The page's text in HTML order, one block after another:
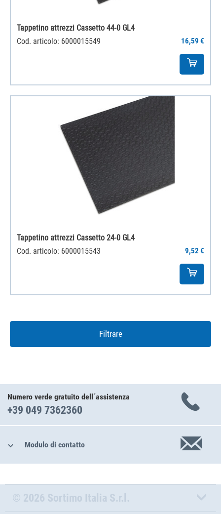
‌Tappetino attrezzi Cassetto 44-0 GL4
Cod. articolo: 6000015549
16,59 €
‌Tappetino attrezzi Cassetto 24-0 GL4
Cod. articolo: 6000015543
9,52 €
Filtrare
Numero verde gratuito dell´assistenza
+39 049 7362360
Modulo di contatto
© 2026 Sortimo Italia S.r.l.